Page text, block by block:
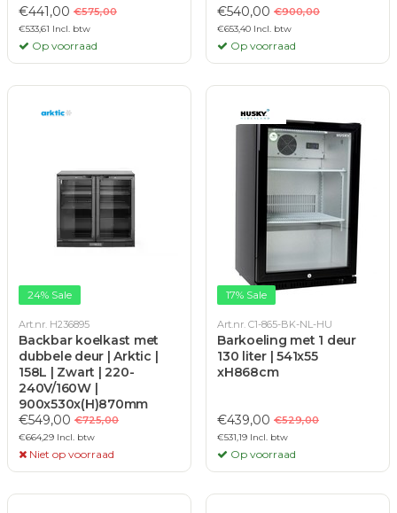
€441,00 €575,00
€533,61 Incl. btw
Op voorraad
€540,00 €900,00
€653,40 Incl. btw
Op voorraad
24% Sale
Art.nr. H236895
Backbar koelkast met
dubbele deur | Arktic |
158L | Zwart | 220-
240V/160W |
900x530x(H)870mm
€549,00 €725,00
€664,29 Incl. btw
Niet op voorraad
17% Sale
Art.nr. C1-865-BK-NL-HU
Barkoeling met 1 deur
130 liter | 541x55
xH868cm
€439,00 €529,00
€531,19 Incl. btw
Op voorraad